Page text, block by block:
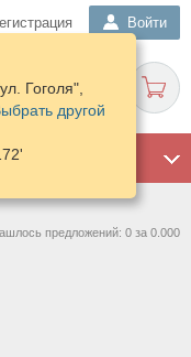
Войти
Гоголя",
другой
предложений: 0 за 0.000